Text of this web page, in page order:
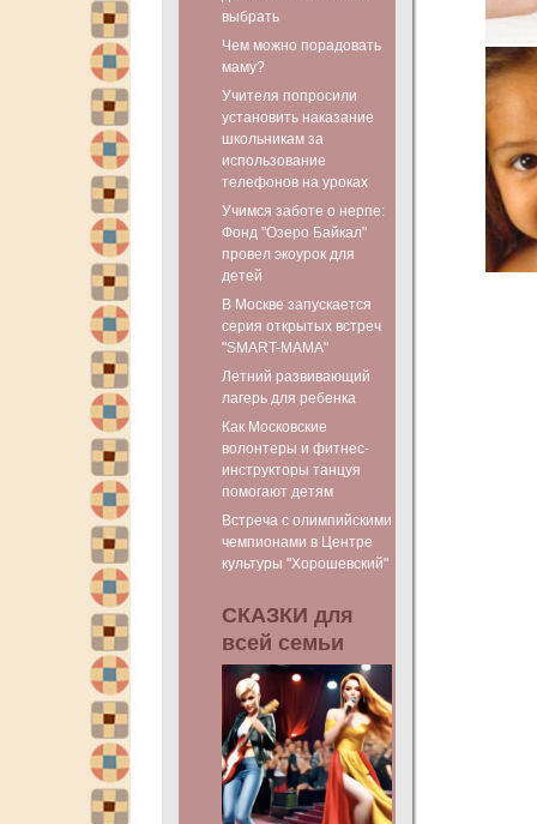
выбрать
Чем можно порадовать
маму?
Учителя попросили
установить наказание
школьникам за
использование
телефонов на уроках
Учимся заботе о нерпе:
Фонд "Озеро Байкал"
провел экоурок для
детей
В Москве запускается
серия открытых встреч
"SMART-МАМА"
Летний развивающий
лагерь для ребенка
Как Московские
волонтеры и фитнес-
инструкторы танцуя
помогают детям
Встреча с олимпийскими
чемпионами в Центре
культуры "Хорошевский"
СКАЗКИ для
всей семьи